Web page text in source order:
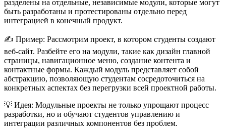
разделены на отдельные, независимые модули, которые могут
быть разработаны и протестированы отдельно перед
интеграцией в конечный продукт.
✍️ Пример: Рассмотрим проект, в котором студенты создают
веб-сайт. Разбейте его на модули, такие как дизайн главной
страницы, навигационное меню, создание контента и
контактные формы. Каждый модуль представляет собой
абстракцию, позволяющую студентам сосредоточиться на
конкретных аспектах без перегрузки всей проектной работы.
💡 Идея: Модульные проекты не только упрощают процесс
разработки, но и обучают студентов управлению и
интеграции различных компонентов без проблем.